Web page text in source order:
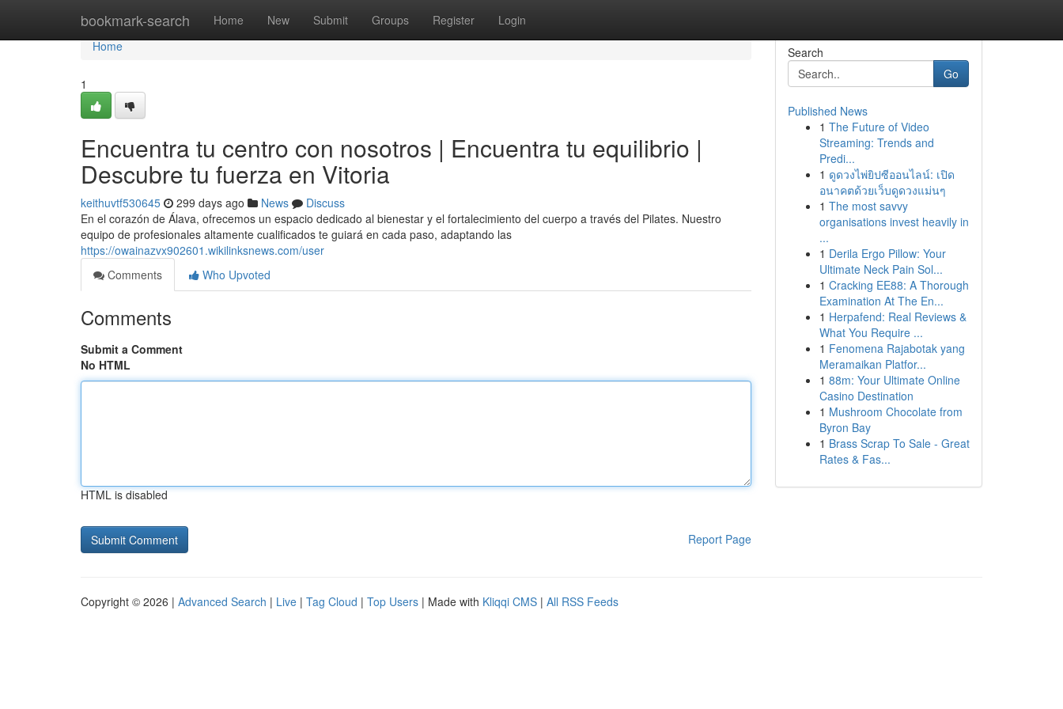
bookmark-search Home New Submit Groups Register Login
Home
Home
1
Encuentra tu centro con nosotros | Encuentra tu equilibrio |
Descubre tu fuerza en Vitoria
keithuvtf530645 299 days ago News
Discuss
En el corazón de Álava, ofrecemos un espacio dedicado al bienestar y el fortalecimiento del cuerpo a través del Pilates. Nuestro
equipo de profesionales altamente cualificados te guiará en cada paso, adaptando las
https://owainazvx902601.wikilinksnews.com/user
Comments
Who Upvoted
Comments
Submit a Comment
No HTML
HTML is disabled
Report Page
Search
Go
Published News
1 The Future of Video
Streaming: Trends and
Predi...
1 ดูดวงไพ่ยิปซีออนไลน์: เปิด
อนาคตด้วยเว็บดูดวงแม่นๆ
1 The most savvy
organisations invest heavily in
...
1 Derila Ergo Pillow: Your
Ultimate Neck Pain Sol...
1 Cracking EE88: A Thorough
Examination At The En...
1 Herpafend: Real Reviews &
What You Require ...
1 Fenomena Rajabotak yang
Meramaikan Platfor...
1 88m: Your Ultimate Online
Casino Destination
1 Mushroom Chocolate from
Byron Bay
1 Brass Scrap To Sale - Great
Rates & Fas...
Copyright © 2026 | Advanced Search | Live | Tag Cloud | Top Users | Made with Kliqqi CMS | All RSS Feeds